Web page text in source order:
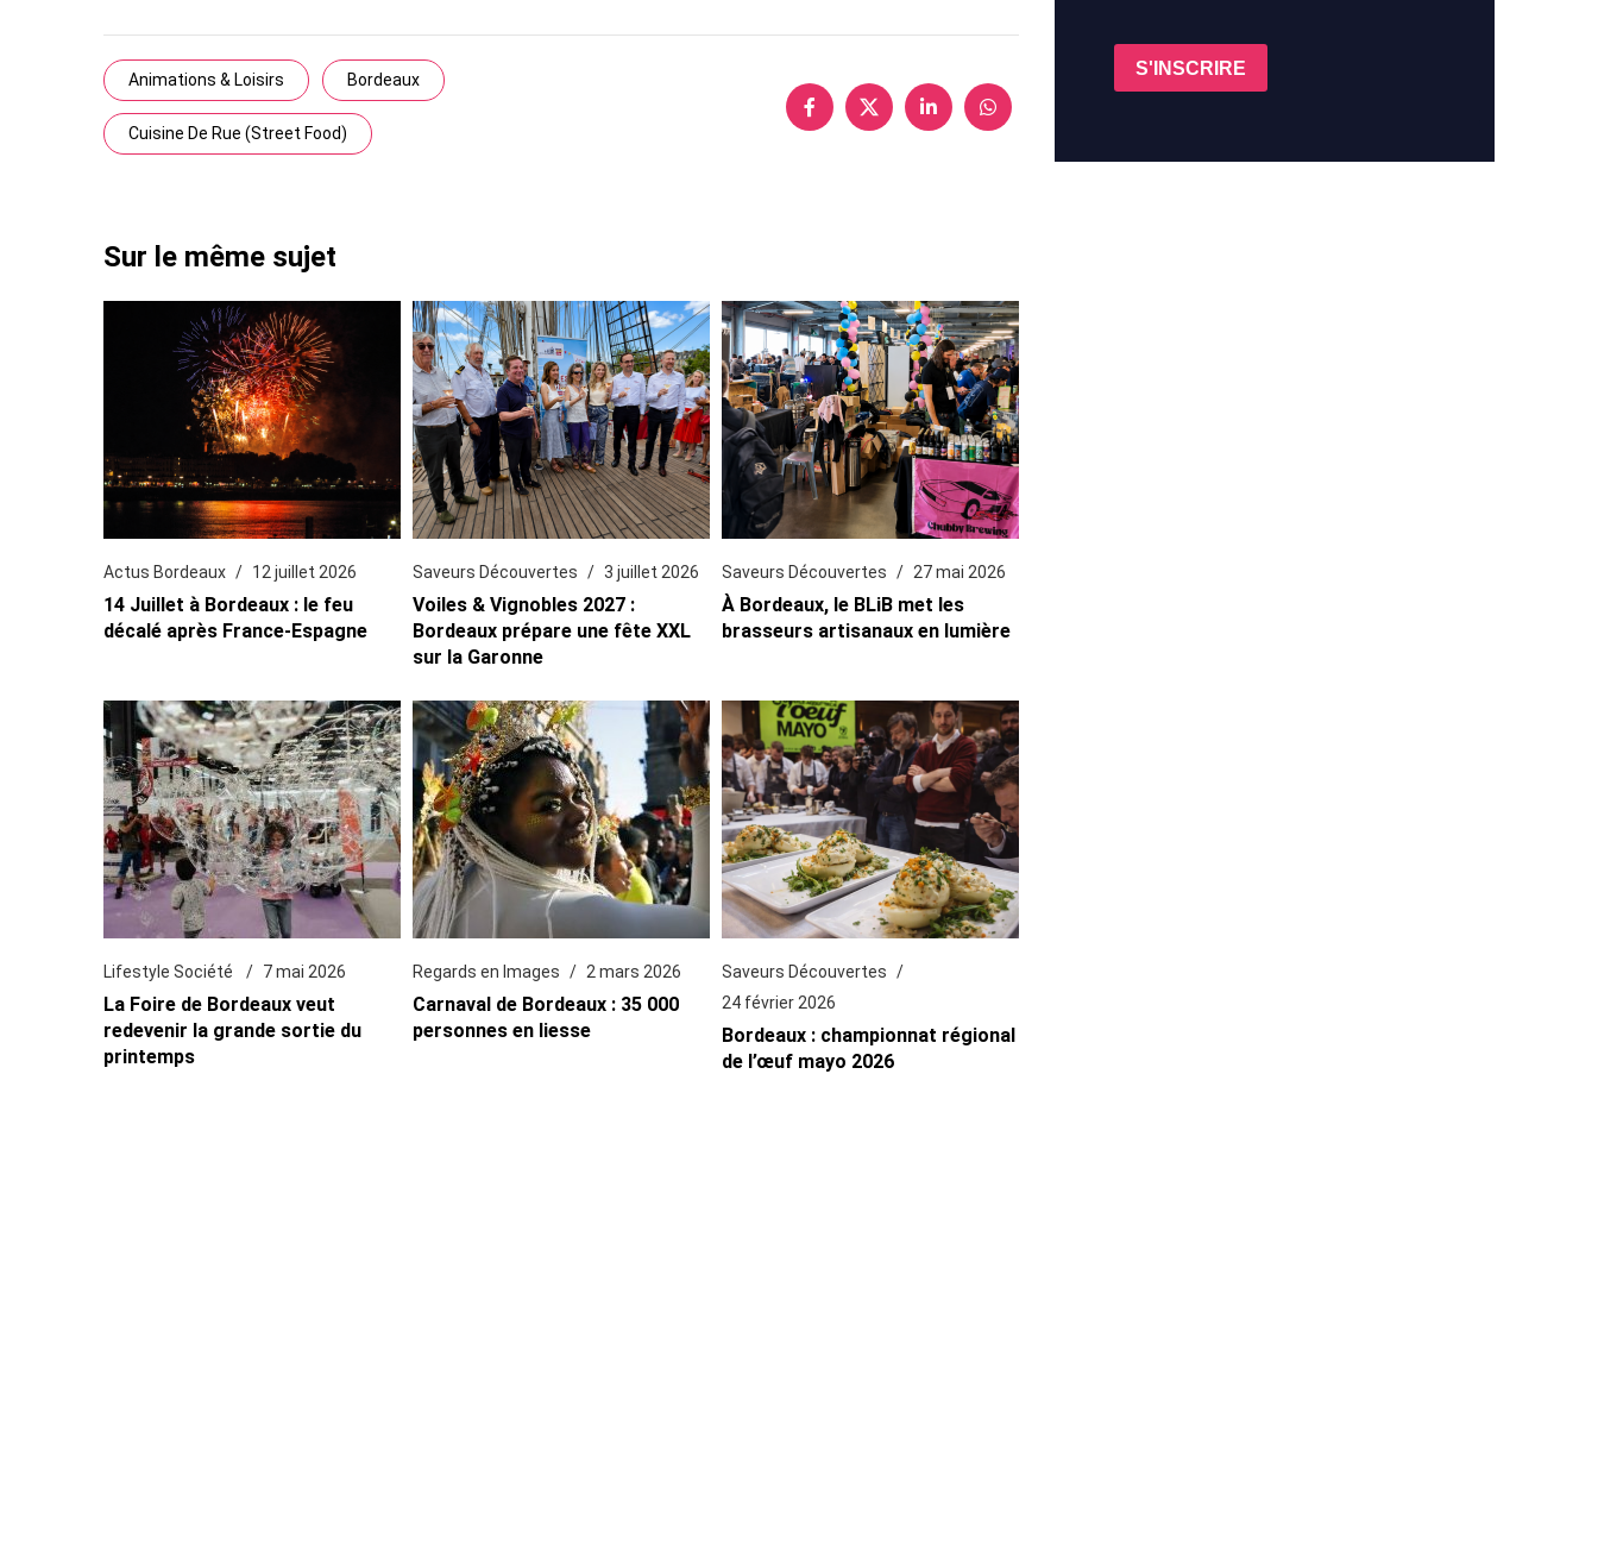
Animations & Loisirs Bordeaux
Cuisine De Rue (Street Food)
Sur le même sujet
Actus Bordeaux 12 juillet 2026
14 Juillet à Bordeaux : le feu
décalé après France-Espagne
Saveurs Découvertes 3 juillet 2026
Voiles & Vignobles 2027 :
Bordeaux prépare une fête XXL
sur la Garonne
Saveurs Découvertes 27 mai 2026
À Bordeaux, le BLiB met les
brasseurs artisanaux en lumière
Lifestyle Société 7 mai 2026
La Foire de Bordeaux veut
redevenir la grande sortie du
printemps
Regards en Images 2 mars 2026
Carnaval de Bordeaux : 35 000
personnes en liesse
Saveurs Découvertes
24 février 2026
Bordeaux : championnat régional
de l’œuf mayo 2026
S'INSCRIRE